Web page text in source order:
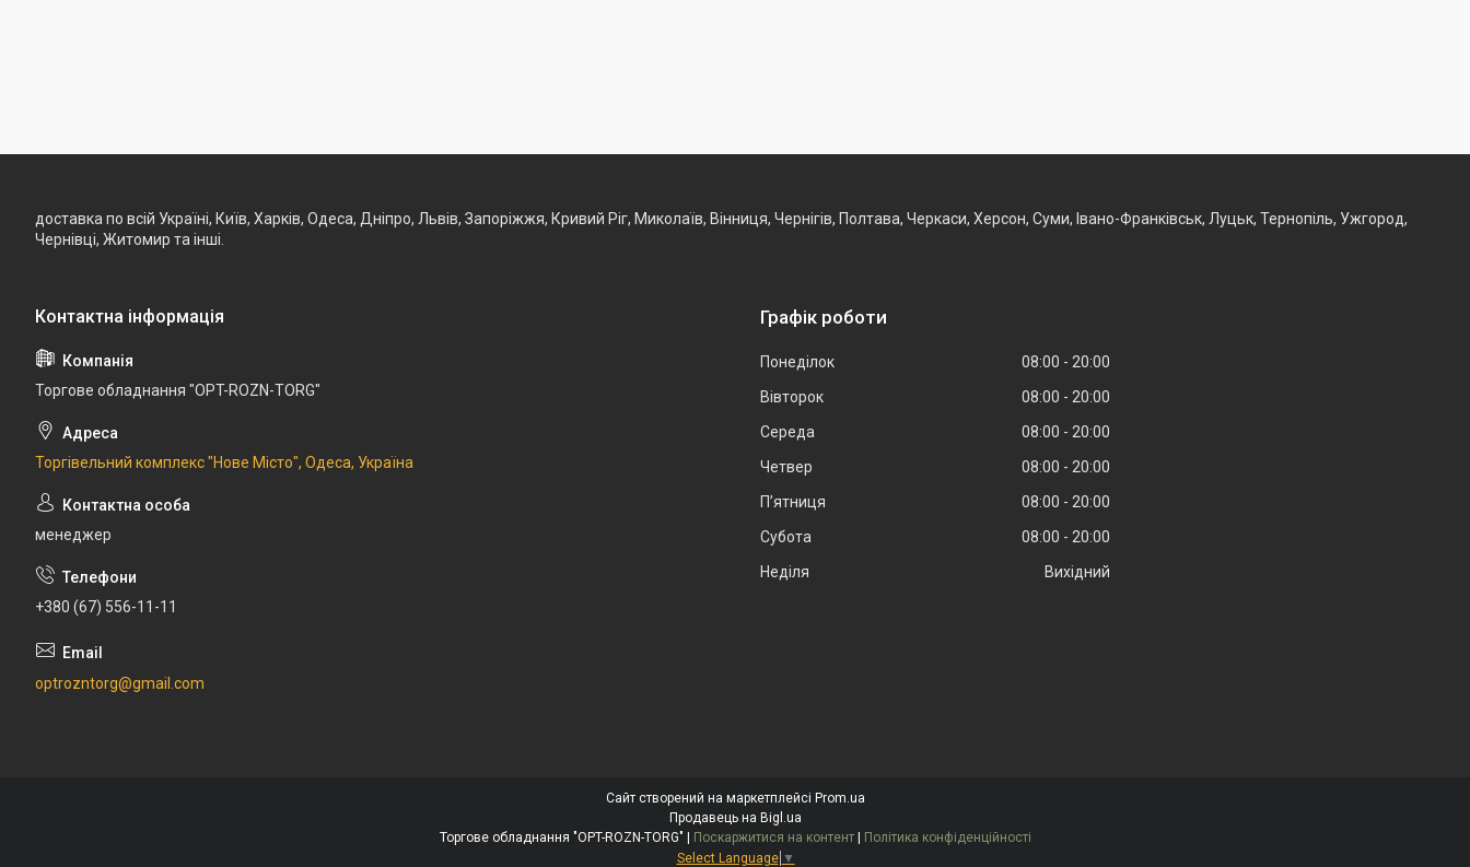
доставка по всій Україні, Київ, Харків, Одеса, Дніпро, Львів, Запоріжжя, Кривий Ріг, Миколаїв, Вінниця, Чернігів, Полтава, Черкаси, Херсон, Суми, Івано-Франківськ, Луцьк, Тернопіль, Ужгород,
Чернівці, Житомир та інші.
Торгове обладнання "OPT-ROZN-TORG"
Торгівельний комплекс "Нове Місто", Одеса, Україна
менеджер
+380 (67) 556-11-11
optrozntorg@gmail.com
Графік роботи
Понеділок 08:00
20:00
Вівторок
08:00
20:00
Середа
08:00
20:00
Четвер
08:00
20:00
Пʼятниця
08:00
20:00
Субота
08:00
20:00
Неділя
Вихідний
Сайт створений на маркетплейсі Prom.ua
Продавець на Bigl.ua
Поскаржитися на контент
Політика конфіденційності
Select Language ▼